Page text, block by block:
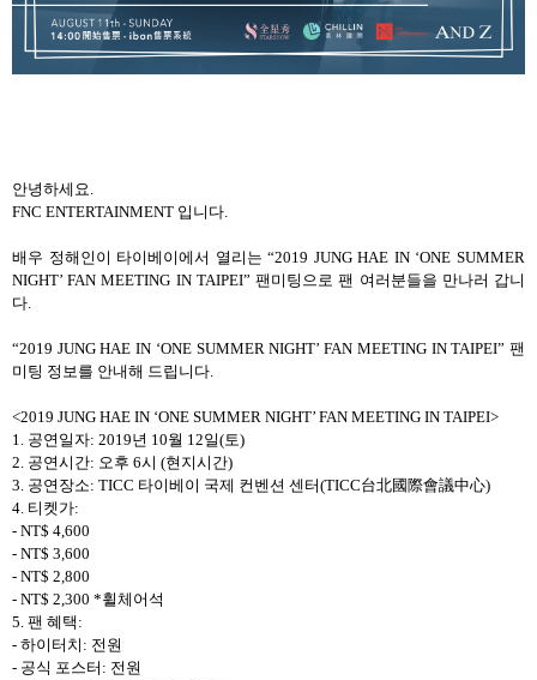
안녕하세요.
FNC ENTERTAINMENT 입니다.
배우 정해인이 타이베이에서 열리는 “2019 JUNG HAE IN ‘ONE SUMMER
NIGHT’ FAN MEETING IN TAIPEI”팬미팅으로 팬 여러분들을 만나러 갑니
다.
“2019 JUNG HAE IN ‘ONE SUMMER NIGHT’ FAN MEETING IN TAIPEI” 팬
미팅 정보를 안내해 드립니다.
<2019 JUNG HAE IN ‘ONE SUMMER NIGHT’ FAN MEETING IN TAIPEI>
1. 공연일자: 2019년 10월 12일(토)
2. 공연시간: 오후 6시 (현지시간)
3. 공연장소: TICC 타이베이 국제 컨벤션 센터(TICC台北國際會議中心)
4. 티켓가:
- NT$ 4,600
- NT$ 3,600
- NT$ 2,800
- NT$ 2,300 *휠체어석
5. 팬 혜택 :
- 하이터치 : 전원
- 공식 포스터 : 전원